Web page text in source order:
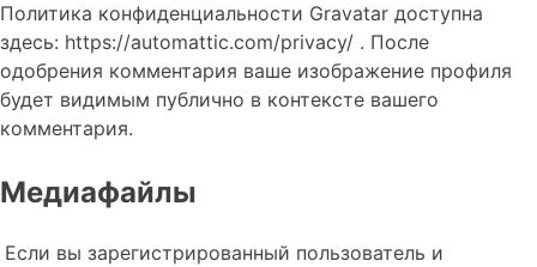
Политика конфиденциальности Gravatar доступна
здесь: https://automattic.com/privacy/ . После
одобрения комментария ваше изображение профиля
будет видимым публично в контексте вашего
комментария.
Медиафайлы
Если вы зарегистрированный пользователь и